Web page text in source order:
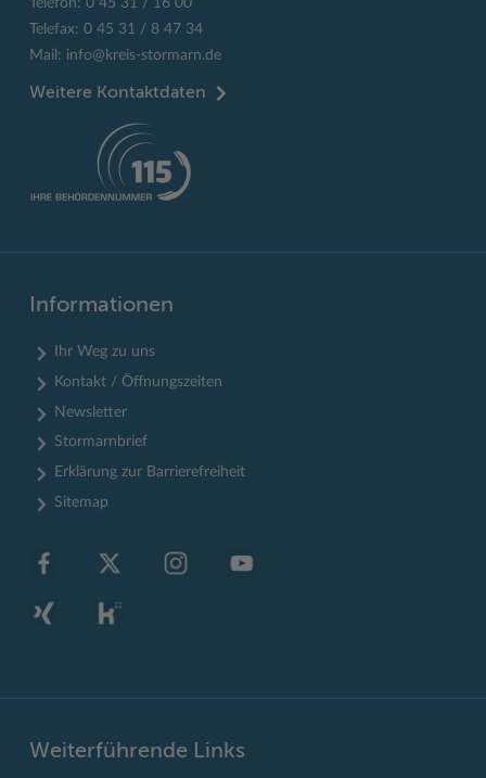
Telefon: 0 45 31 / 16 00
Telefax: 0 45 31 / 8 47 34
Mail: info@kreis-stormarn.de
Weitere Kontaktdaten
Informationen
Ihr Weg zu uns
Kontakt / Öffnungszeiten
Newsletter
Stormarnbrief
Erklärung zur Barrierefreiheit
Sitemap
Weiterführende Links